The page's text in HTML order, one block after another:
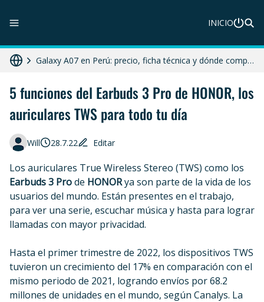
INICIO
Galaxy A07 en Perú: precio, ficha técnica y dónde comprar
5 funciones del Earbuds 3 Pro de HONOR, los
auriculares TWS para todo tu día
Will 28.7.22 Editar
Los auriculares True Wireless Stereo (TWS) como los
Earbuds 3 Prode HONORya son parte de la vida de los
usuarios del mundo. Están presentes en el trabajo,
para ver una serie, escuchar música y hasta para lograr
llamadas con mayor privacidad.
Hasta el primer trimestre de 2022, los dispositivos TWS
tuvieron un crecimiento del 17% en comparación con el
mismo periodo de 2021, logrando envíos por 68.2
millones de unidades en el mundo, según Canalys. La